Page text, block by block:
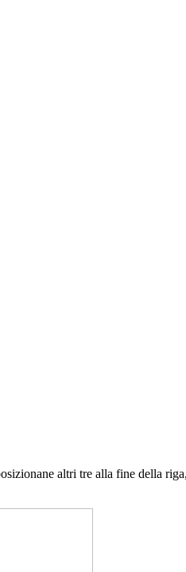
altri tre alla fine della